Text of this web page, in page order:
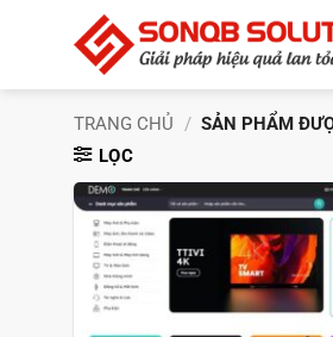
TRANG CHỦ / SẢN PHẨM
LỌC